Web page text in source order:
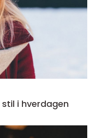
stil i hverdagen